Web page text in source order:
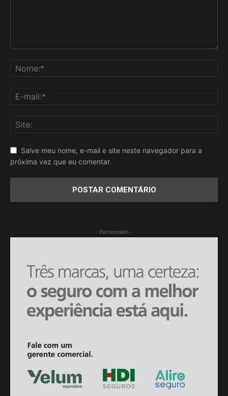
Salve meu nome, e-mail e site neste navegador para a
próxima vez que eu comentar.
- Patrocinado -